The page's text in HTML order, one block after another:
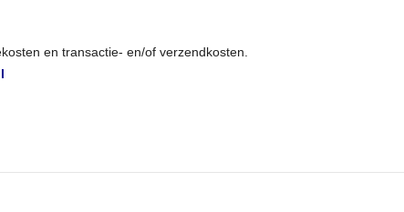
en transactie- en/of verzendkosten.